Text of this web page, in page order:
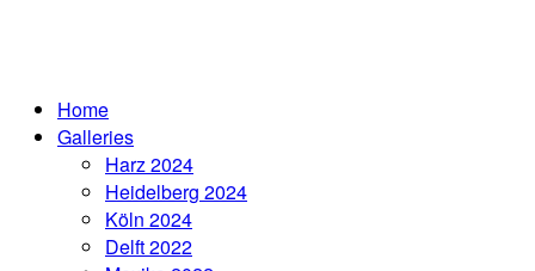
Home
Galleries
Harz 2024
Heidelberg 2024
Köln 2024
Delft 2022